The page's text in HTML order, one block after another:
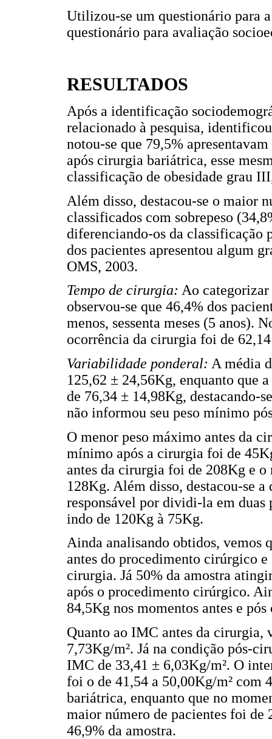
Utilizou-se um questionário para
questionário para avaliação
RESULTADOS
Após a identificação
relacionado à pesquisa,
notou-se que 79,5%
após cirurgia bariátrica, esse
classificação de obesidade grau
Além disso, destacou-se o maior
classificados com sobrepeso
diferenciando-os da classificação
dos pacientes apresentou algum
OMS, 2003.
Tempo de cirurgia: Ao
observou-se que 46,4% dos
menos, sessenta meses (5 anos).
ocorrência da cirurgia foi de
Variabilidade ponderal: A média
125,62 ± 24,56Kg, enquanto que
de 76,34 ± 14,98Kg, destacando-
não informou seu peso mínimo
O menor peso máximo antes da
mínimo após a cirurgia foi de
antes da cirurgia foi de 208Kg e
128Kg. Além disso, destacou-se
responsável por dividi-la em duas
indo de 120Kg à 75Kg.
Ainda analisando obtidos, vemos
antes do procedimento cirúrgico
cirurgia. Já 50% da amostra
após o procedimento cirúrgico.
84,5Kg nos momentos antes e
Quanto ao IMC antes da cirurgia,
7,73Kg/m². Já na condição pós-
IMC de 33,41 ± 6,03Kg/m². O
foi o de 41,54 a 50,00Kg/m² com
bariátrica, enquanto que no
maior número de pacientes foi de
46,9% da amostra.